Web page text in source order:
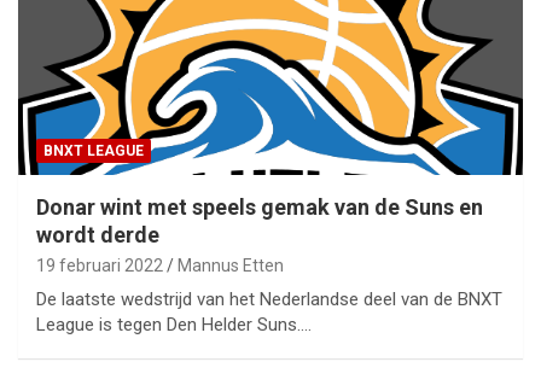
BNXT LEAGUE
Donar wint met speels gemak van de Suns en
wordt derde
19 februari 2022 Mannus Etten
De laatste wedstrijd van het Nederlandse deel van de BNXT
League is tegen Den Helder Suns.…